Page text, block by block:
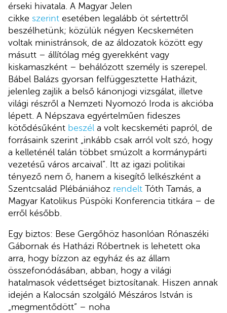
érseki hivatala. A Magyar Jelen
cikke szerint esetében legalább öt sértettről
beszélhetünk; közülük négyen Kecskeméten
voltak ministránsok, de az áldozatok között egy
másutt – állítólag még gyerekként vagy
kiskamaszként – behálózott személy is szerepel.
Bábel Balázs gyorsan felfüggesztette Hatházit,
jelenleg zajlik a belső kánonjogi vizsgálat, illetve
világi részről a Nemzeti Nyomozó Iroda is akcióba
lépett. A Népszava egyértelműen fideszes
kötődésűként beszél a volt kecskeméti papról, de
forrásaink szerint „inkább csak arról volt szó, hogy
a kelleténél talán többet smúzolt a kormánypárti
vezetésű város arcaival”. Itt az igazi politikai
tényező nem ő, hanem a kisegítő lelkészként a
Szentcsalád Plébániához rendelt Tóth Tamás, a
Magyar Katolikus Püspöki Konferencia titkára – de
erről később.
Egy biztos: Bese Gergőhöz hasonlóan Rónaszéki
Gábornak és Hatházi Róbertnek is lehetett oka
arra, hogy bízzon az egyház és az állam
összefonódásában, abban, hogy a világi
hatalmasok védettséget biztosítanak. Hiszen annak
idején a Kalocsán szolgáló Mészáros István is
„megmentődött” – noha